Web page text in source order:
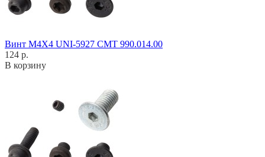
Винт M4X4 UNI-5927 CMT 990.014.00
124 р.
В корзину